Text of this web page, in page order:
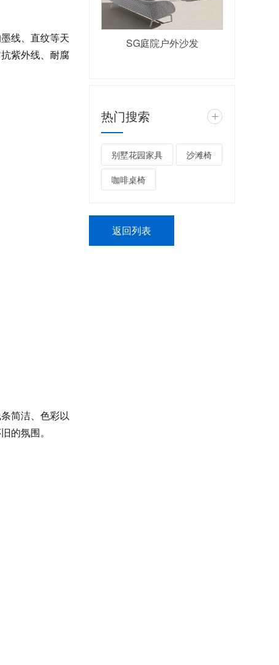
线、直纹等天
紫外线、耐腐
简洁、色彩以
的氛围。
SG庭院户外沙发
热门搜索 +
别墅花园家具 沙滩椅
咖啡桌椅
返回列表